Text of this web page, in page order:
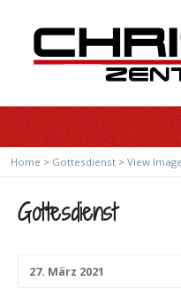
Home > Gottesdienst > View Image
Gottesdienst
27. März 2021